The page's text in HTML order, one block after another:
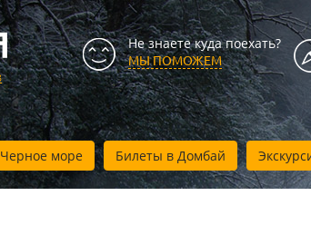
Не знаете куда поехать?
МЫ ПОМОЖЕМ
море Билеты в Домбай